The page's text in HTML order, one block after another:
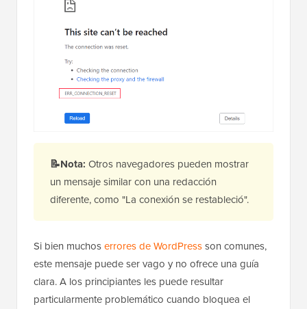
📝Nota: Otros navegadores pueden mostrar
un mensaje similar con una redacción
diferente, como "La conexión se restableció".
Si bien muchoserrores de WordPressson comunes,
este mensaje puede ser vago y no ofrece una guía
clara. A los principiantes les puede resultar
particularmente problemático cuando bloquea el